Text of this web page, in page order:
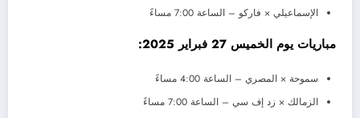
الإسماعيلي × فاركو – الساعة 7:00 مساءً
مباريات يوم الخميس 27 فبراير 2025:
سموحة × المصري – الساعة 4:00 مساءً
الزمالك × زد إف سي – الساعة 7:00 مساءً